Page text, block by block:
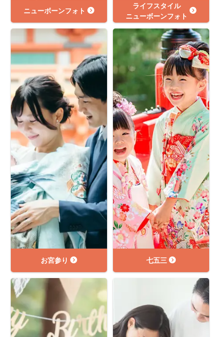
ニューボーンフォト
ライフスタイル
ニューボーンフォト
お宮参り 七五三